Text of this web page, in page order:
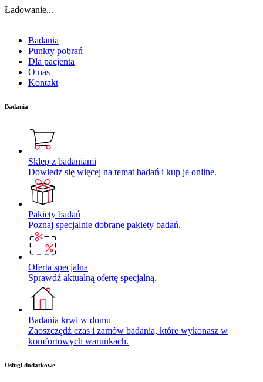
Ładowanie...
Badania
Punkty pobrań
Dla pacjenta
O nas
Kontakt
Badania
Sklep z badaniami
Dowiedz się więcej na temat badań i kup je online.
Pakiety badań
Poznaj specjalnie dobrane pakiety badań.
Oferta specjalna
Sprawdź aktualną ofertę specjalną.
Badania krwi w domu
Zaoszczędź czas i zamów badania, które wykonasz w
komfortowych warunkach.
Usługi dodatkowe